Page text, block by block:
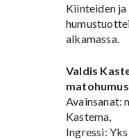
Kiinteiden
alkamassa.
Valdis
Avainsanat:
Kastema,
Ingressi: